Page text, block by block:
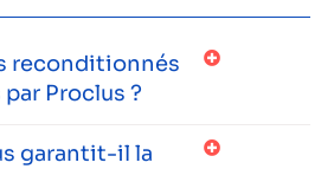
reconditionnés
Proclus ?
garantit-il la